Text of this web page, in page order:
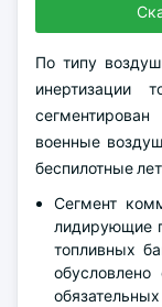
По типу
инертизации
военные
беспилотные
Сегмент
лидирующие
топливных